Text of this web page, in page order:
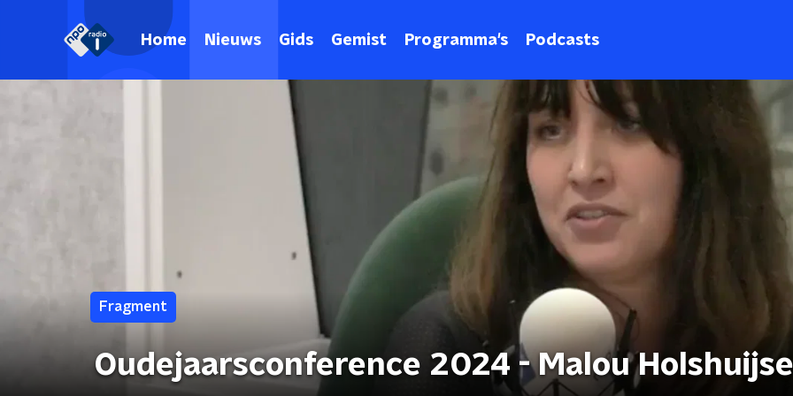
Home Nieuws Gids Gemist Programma's Podcasts
Fragment
Oudejaarsconference 2024 - Malou